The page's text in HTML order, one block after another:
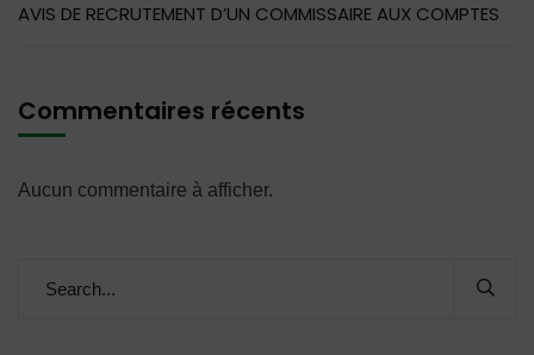
AVIS DE RECRUTEMENT D’UN COMMISSAIRE AUX COMPTES
Commentaires récents
Aucun commentaire à afficher.